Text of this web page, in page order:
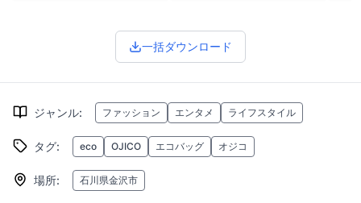
一括ダウンロード
ジャンル: ファッション エンタメ ライフスタイル
タグ: eco OJICO エコバッグ オジコ
場所: 石川県金沢市